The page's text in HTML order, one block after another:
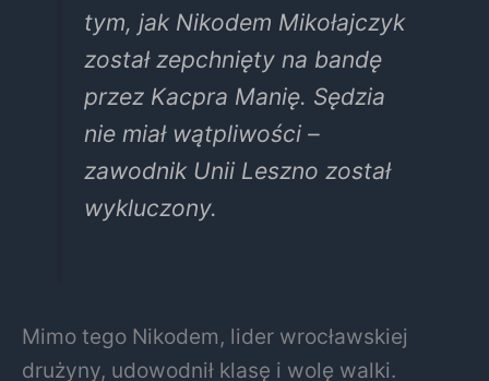
tym, jak Nikodem Mikołajczyk
został zepchnięty na bandę
przez Kacpra Manię. Sędzia
nie miał wątpliwości –
zawodnik Unii Leszno został
wykluczony.
Mimo tego Nikodem, lider wrocławskiej
drużyny, udowodnił klasę i wolę walki.